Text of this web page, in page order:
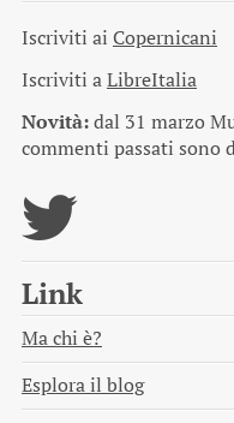
Iscriviti ai Copernicani
Iscriviti aLibreItalia
Novità:dal 31 marzo
commenti passati sono
Link
Ma chi è?
Esplora il blog